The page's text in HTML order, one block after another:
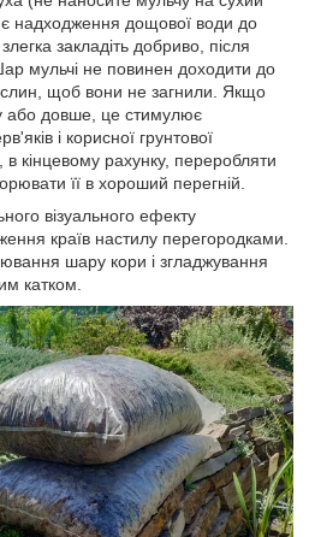
надходження дощової води до
закладіть добриво, після
мульчі не повинен доходити до
щоб вони не загнили. Якщо
або довше, це стимулює
і корисної грунтової
кінцевому рахунку, переробляти
її в хороший перегній.
візуального ефекту
країв настилу перегородками.
шару кори і згладжування
катком.